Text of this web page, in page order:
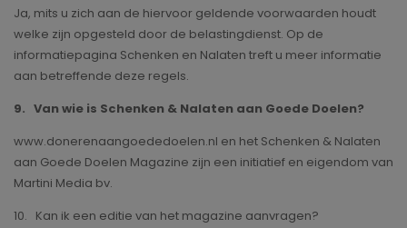
Ja, mits u zich aan de hiervoor geldende voorwaarden houdt
welke zijn opgesteld door de belastingdienst. Op de
informatiepagina Schenken en Nalaten treft u meer informatie
aan betreffende deze regels.
9. Van wie is Schenken & Nalaten aan Goede Doelen?
www.donerenaangoededoelen.nl en het Schenken & Nalaten
aan Goede Doelen Magazine zijn een initiatief en eigendom van
Martini Media bv.
10. Kan ik een editie van het magazine aanvragen?